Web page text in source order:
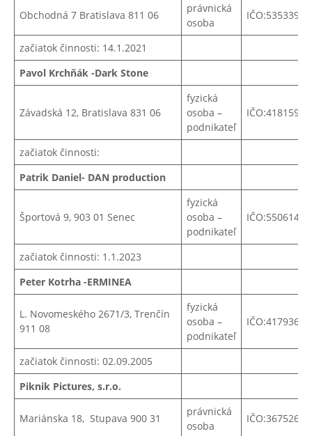
Obchodná 7 Bratislava 811 06
právnická
osoba
IČO:53533976
začiatok činnosti: 14.1.2021
Pavol Krchňák -Dark Stone
Závadská 12, Bratislava 831 06
fyzická
osoba –
podnikateľ
IČO:41815904
začiatok činnosti:
Patrik Daniel- DAN production
Športová 9, 903 01 Senec
fyzická
osoba –
podnikateľ
IČO:55061435
začiatok činnosti: 1.1.2023
Peter Kotrha -ERMINEA
L. Novomeského 2671/3, Trenčín
911 08
fyzická
osoba –
podnikateľ
IČO:41793684
začiatok činnosti: 02.09.2005
Piknik Pictures, s.r.o.
Mariánska 18, Stupava 900 31
právnická
osoba
IČO:36752649